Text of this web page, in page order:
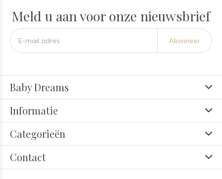
Meld u aan voor onze nieuwsbrief
Abonneer
Baby Dreams
Informatie
Categorieën
Contact